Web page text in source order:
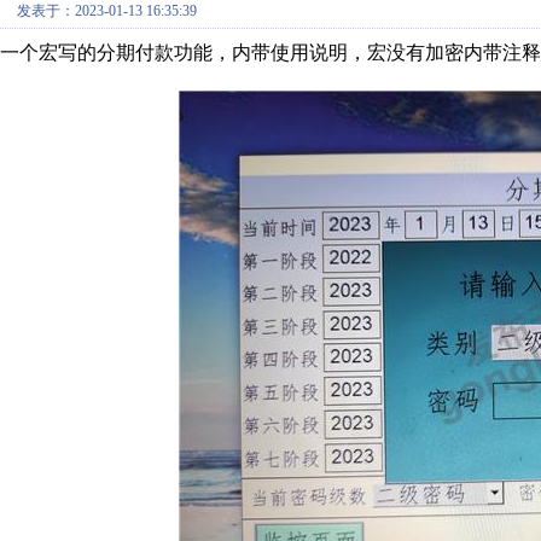
发表于：2023-01-13 16:35:39
一个宏写的分期付款功能，内带使用说明，宏没有加密内带注释